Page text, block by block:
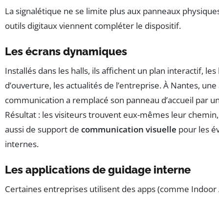
La signalétique ne se limite plus aux panneaux
outils digitaux viennent compléter le dispositif.
Les écrans dynamiques
Installés dans les halls, ils affichent un plan interactif,
d’ouverture, les actualités de l’entreprise. À Nantes,
communication a remplacé son panneau d’accueil par
Résultat : les visiteurs trouvent eux-mêmes leur
aussi de support de communication visuelle pour les
internes.
Les applications de guidage interne
Certaines entreprises utilisent des apps (comme Indoor